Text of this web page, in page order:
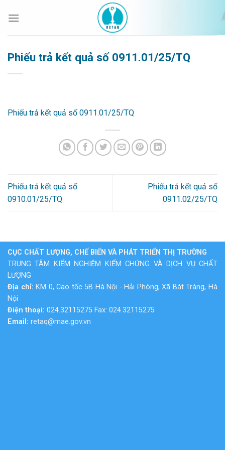
qua
Phiếu trả kết quả số 0911.01/25/TQ
Phiếu trả kết quả số 0911.01/25/TQ
Phiếu trả kết quả số
0910.01/25/TQ
Phiếu trả kết quả số
0911.02/25/TQ
CỤC CHẤT LƯỢNG, CHẾ BIẾN VÀ PHÁT TRIỂN THỊ TRƯỜNG
TRUNG TÂM KIỂM NGHIỆM KIỂM CHỨNG VÀ DỊCH VỤ CHẤT
LƯỢNG
Địa chỉ: KM 0, Cao tốc 5B Hà Nội - Hải Phòng, Xã Bát Tràng, Hà
Nội
Điện thoại: 024.32115275 Fax: 024.32115275
Email: retaq@mae.gov.vn